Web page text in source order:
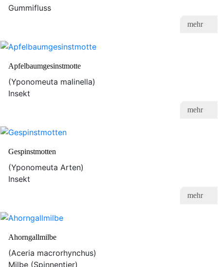
Gummifluss
mehr
Apfelbaumgesinstmotte
(Yponomeuta malinella)
Insekt
mehr
Gespinstmotten
(Yponomeuta Arten)
Insekt
mehr
Ahorngallmilbe
(Aceria macrorhynchus)
Milbe (Spinnentier)